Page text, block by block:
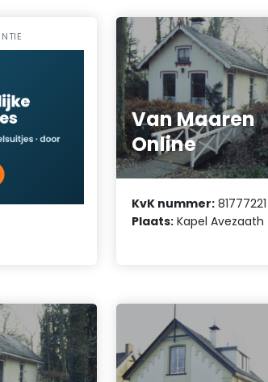
Van Maaren
Online
KvK nummer: 81777221
Plaats: Kapel Avezaath